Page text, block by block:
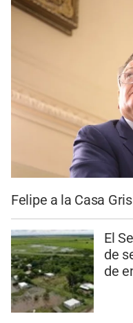
Felipe a la Casa Gris
El
de
de